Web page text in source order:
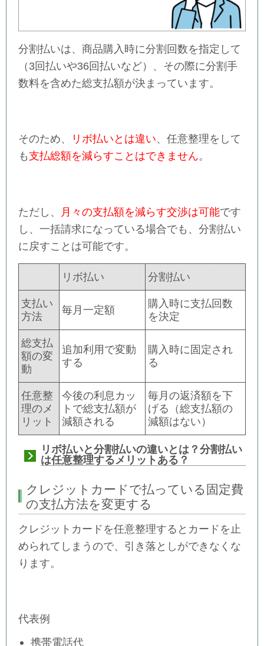
分割払いは、商品購入時に分割回数を指定して
（3回払いや36回払いなど）、その際に分割手
数料を含めた総支払額が決まっています。
そのため、 リボ払いとは違い、任意整理をして
も支払総額を減らすことはできません。
ただし、 月々の支払額を減らす交渉は可能です
し、一括請求になっている場合でも、分割払い
に戻すことは可能です。
リボ払い 分割払い
支払い
方法
毎月一定額
購入時に支払回数
を決定
総支払
額の変
動
追加利用で変動
する
購入時に固定され
る
任意整
理のメ
リット
今後の利息カッ
トで総支払額が
減額される
毎月の返済額を下
げる（総支払額の
減額はない）
リボ払いと分割払いの違いとは？分割払い
は任意整理するメリットある？
クレジットカードで払っている固定費
の支払方法を変更する
クレジットカードを任意整理するとカードを止
められてしまうので、引き落としができなくな
ります。
代表例
携帯電話代